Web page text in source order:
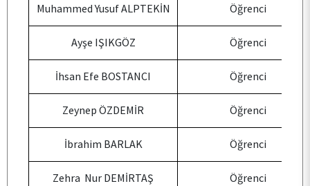
PERSONEL
BÖLÜMLER
ÖĞRENCİ
ARAŞTIRMA
Muhammed Yusuf ALPTEKİN Öğrenci
Ayşe IŞIKGÖZ Öğrenci
İhsan Efe BOSTANCI Öğrenci
Zeynep ÖZDEMİR Öğrenci
İbrahim BARLAK Öğrenci
Zehra Nur DEMİRTAŞ Öğrenci